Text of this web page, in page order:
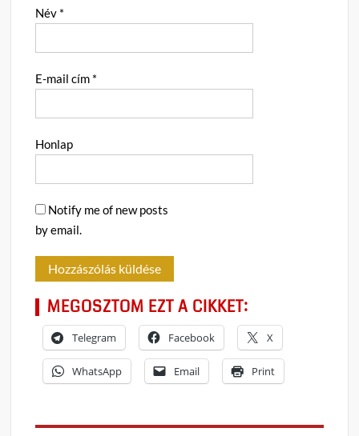
Név *
E-mail cím *
Honlap
Notify me of new posts
by email.
MEGOSZTOM EZT A CIKKET:
Telegram Facebook X
WhatsApp Email Print